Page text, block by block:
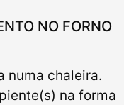
NO FORNO
numa chaleira.
na forma